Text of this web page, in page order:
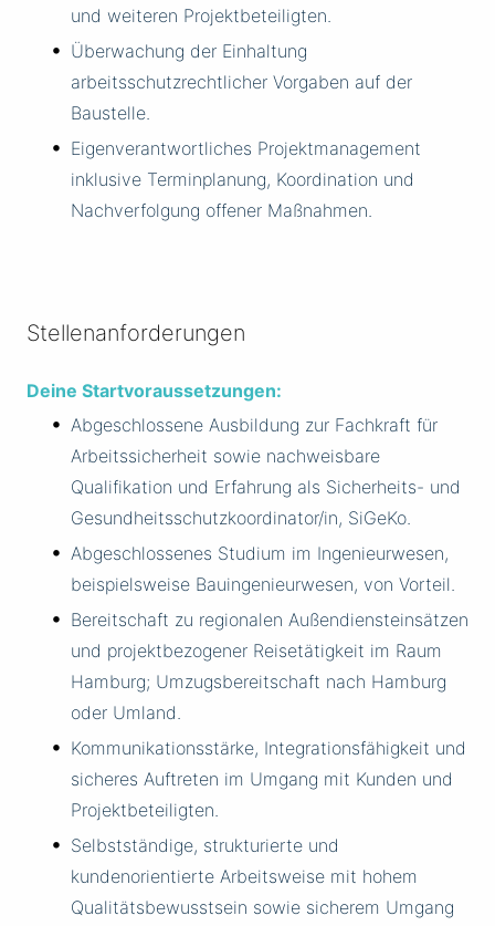
und weiteren Projektbeteiligten.
Überwachung der Einhaltung
arbeitsschutzrechtlicher Vorgaben auf der
Baustelle.
Eigenverantwortliches Projektmanagement
inklusive Terminplanung, Koordination und
Nachverfolgung offener Maßnahmen.
Stellenanforderungen
Deine Startvoraussetzungen:
Abgeschlossene Ausbildung zur Fachkraft für
Arbeitssicherheit sowie nachweisbare
Qualifikation und Erfahrung als Sicherheits- und
Gesundheitsschutzkoordinator/in, SiGeKo.
Abgeschlossenes Studium im Ingenieurwesen,
beispielsweise Bauingenieurwesen, von Vorteil.
Bereitschaft zu regionalen Außendiensteinsätzen
und projektbezogener Reisetätigkeit im Raum
Hamburg; Umzugsbereitschaft nach Hamburg
oder Umland.
Kommunikationsstärke, Integrationsfähigkeit und
sicheres Auftreten im Umgang mit Kunden und
Projektbeteiligten.
Selbstständige, strukturierte und
kundenorientierte Arbeitsweise mit hohem
Qualitätsbewusstsein sowie sicherem Umgang